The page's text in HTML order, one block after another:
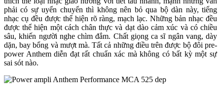
phải có sự uyển chuyển thì không nên bỏ qua bộ dàn này, tiếng
nhạc cụ đều được thể hiện rõ ràng, mạch lạc. Những bản nhạc đều
được thể hiện một cách chân thực và dạt dào cảm xúc và có chiều
sâu, khiến người nghe chìm đắm. Chất giọng ca sĩ ngân vang, dày
dặn, bay bổng và mượt mà. Tất cả những điều trên được bộ đôi pre-
power Anthem diễn đạt rất chuẩn xác mà không có bất kỳ một sự
sai sót nào.